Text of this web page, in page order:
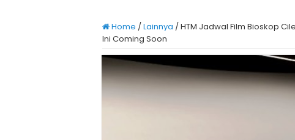
Home /Lainnya /HTM Jadwal Film Bioskop
Ini Coming Soon